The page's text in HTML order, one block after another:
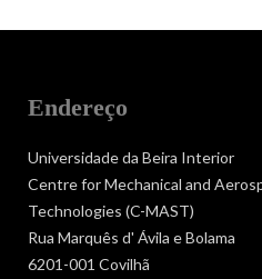
Endereço
Universidade da Beira Interior
Centre for Mechanical and
Technologies (C-MAST)
Rua Marquês d' Ávila e Bolama
6201-001 Covilhã